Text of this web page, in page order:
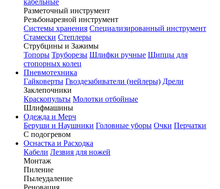
кабельные
Разметочный инструмент
Резьбонарезной инструмент
Системы хранения Специализированный инструмент
Стамески Степлеры
Струбцины и Зажимы
Топоры Труборезы Шлифки ручные Щипцы для
стопорных колец
Пневмотехника
Гайковерты Гвоздезабиватели (нейлеры) Дрели
Заклепочники
Краскопульты Молотки отбойные
Шлифмашины
Одежда и Мерч
Беруши и Наушники Головные уборы Очки Перчатки
С подогревом
Оснастка и Расходка
Кабели Лезвия для ножей
Монтаж
Пиление
Пылеудаление
Реновация